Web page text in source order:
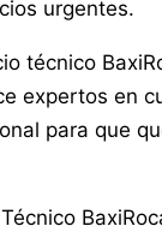
urgentes.
técnico
expertos en
para que